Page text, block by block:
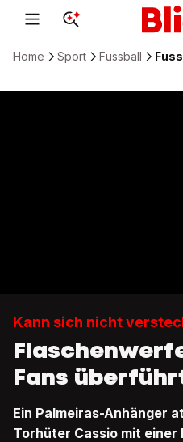
Home Sport Fussball
Kann sich nicht
Fans
Ein Palmeiras-Anhänger
Torhüter Cassio mit einer